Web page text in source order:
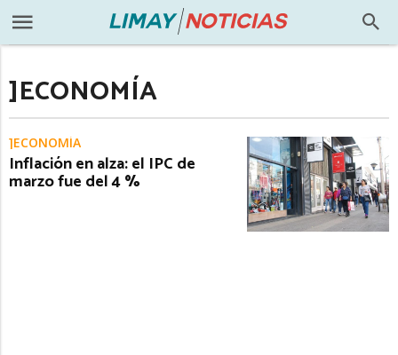
]ECONOMÍA
]ECONOMÍA
Inflación en alza: el IPC de
marzo fue del 4 %